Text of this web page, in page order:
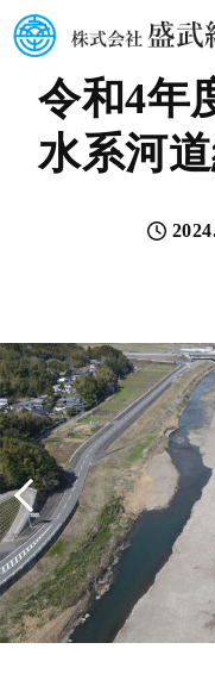
令和4年
水系河
投稿日